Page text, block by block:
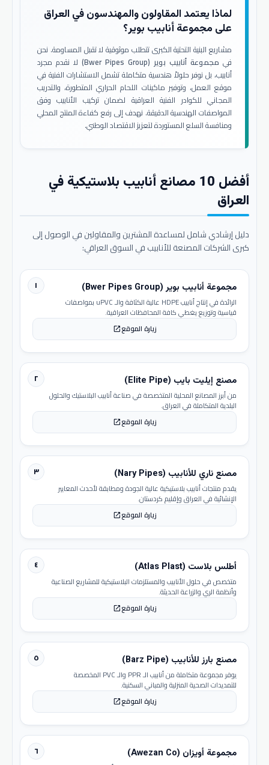
لماذا يعتمد المقاولون والمهندسون في العراق
على مجموعة أنابيب بوير؟
مشاريع البنية التحتية الكبرى تتطلب موثوقية لا تقبل المساومة. نحن
في مجموعة أنابيب بوير (Bwer Pipes Group)
لا نقدم مجرد
أنابيب، بل نوفر حلولاً هندسية متكاملة تشمل الاستشارات الفنية في
موقع العمل، وتوفير ماكينات اللحام الحراري المتطورة، والتدريب
المجاني للكوادر الفنية العراقية لضمان تركيب الأنابيب وفق
المواصفات الهندسية الدقيقة. نهدف إلى رفع كفاءة المنتج المحلي
ومنافسة السلع المستوردة لتعزيز الاقتصاد الوطني.
أفضل 10 مصانع أنابيب بلاستيكية في
العراق
دليل إرشادي شامل لمساعدة المشترين والمقاولين في الوصول إلى
كبرى الشركات المصنعة للأنابيب في السوق العراقي:
١ مجموعة أنابيب بوير (Bwer Pipes Group)
الرائدة في إنتاج أنابيب HDPE عالية الكثافة والـ uPVC بمواصفات
قياسية وتوزيع يغطي كافة المحافظات العراقية.
زيارة الموقعopen_in_new
٢ مصنع إيليت بايب (Elite Pipe)
من أبرز المصانع المحلية المتخصصة في صناعة أنابيب البلاستيك والحلول
البلدية المتكاملة في العراق.
زيارة الموقعopen_in_new
٣ مصنع ناري للأنابيب (Nary Pipes)
يقدم منتجات أنابيب بلاستيكية عالية الجودة ومطابقة لأحدث المعايير
الإنشائية في العراق وإقليم كردستان.
زيارة الموقعopen_in_new
٤ أطلس بلاست (Atlas Plast)
متخصص في حلول الأنابيب والمستلزمات البلاستيكية للمشاريع الصناعية
وأنظمة الري والزراعة الحديثة.
زيارة الموقعopen_in_new
٥ مصنع بارز للأنابيب (Barz Pipe)
يوفر مجموعة متكاملة من أنابيب الـ PPR والـ PVC المخصصة
للتمديدات الصحية المنزلية والمباني السكنية.
زيارة الموقعopen_in_new
٦ مجموعة أويزان (Awezan Co)